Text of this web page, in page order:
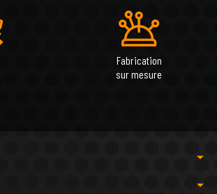
Fabrication
sur mesure
arrow_drop_down
arrow_drop_down